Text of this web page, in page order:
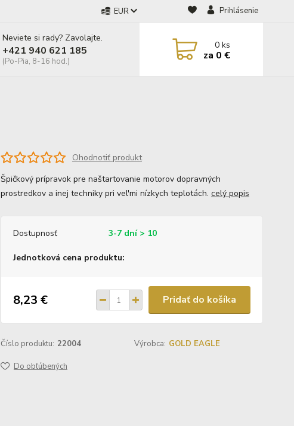
EUR Prihlásenie
Neviete si rady? Zavolajte.
+421 940 621 185
(Po-Pia, 8-16 hod.)
0ks
za 0 €
Ohodnotiť produkt
Špičkový prípravok pre naštartovanie motorov dopravných
prostredkov a inej techniky pri vel'mi nízkych teplotách. celý popis
Dostupnosť 3-7 dní > 10
Jednotková cena produktu:
8,23 € Pridať do košíka
Číslo produktu: 22004 Výrobca: GOLD EAGLE
Do obľúbených